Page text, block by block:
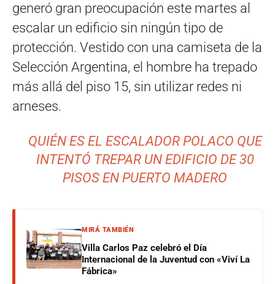
generó gran preocupación este martes al
escalar un edificio sin ningún tipo de
protección. Vestido con una camiseta de la
Selección Argentina, el hombre ha trepado
más allá del piso 15, sin utilizar redes ni
arneses.
QUIÉN ES EL ESCALADOR POLACO QUE
INTENTÓ TREPAR UN EDIFICIO DE 30
PISOS EN PUERTO MADERO
MIRÁ TAMBIÉN
Villa Carlos Paz celebró el Día
Internacional de la Juventud con «Viví La
Fábrica»